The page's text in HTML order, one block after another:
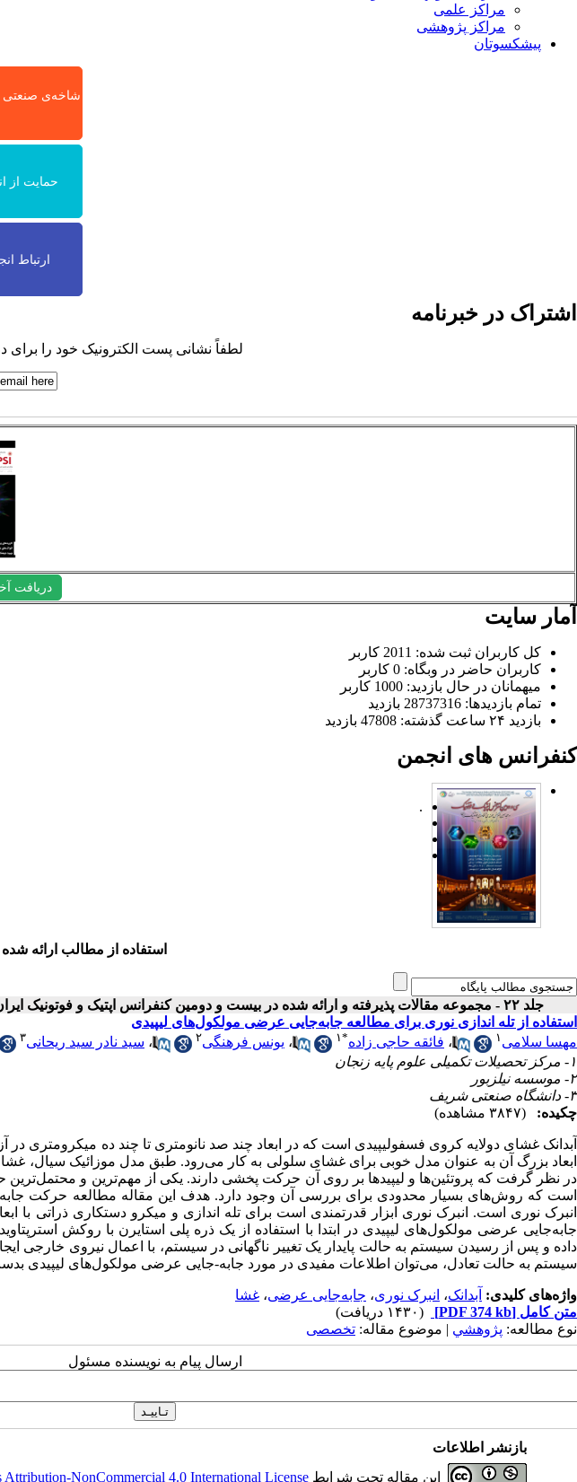
مراکز علمی
مراکز پژوهشی
پیشکسوتان
شاخه‌ی صنعتی
حمایت از
ارتباط
اشتراک در خبرنامه
لطفاً نشانی پست الکترونیک خود را برای
دریافت
آمار سایت
کل کاربران ثبت شده: 2011 کاربر
کاربران حاضر در وبگاه: 0 کاربر
میهمانان در حال بازدید: 1000 کاربر
تمام بازدید‌ها: 28737316 بازدید
بازدید ۲۴ ساعت گذشته: 47808 بازدید
کنفرانس های انجمن
.
استفاده از مطالب ارائه شده
جلد ۲۲ - مجموعه مقالات پذیرفته و ارائه شده در بیست و دومین کنفرانس اپتیک و فوتونیک ایران
استفاده از تله اندازی نوری برای مطالعه جابه‌جایی عرضی مولکول‌های لیپیدی
مهسا سلامی ۱ ، فائقه حاجی زاده*۱ ، یونس فرهنگی۲ ، سید نادر سید ریحانی۳
۱- مرکز تحصیلات تکمیلی علوم پایه زنجان
۲- موسسه نیلزبور
۳- دانشگاه صنعتی شریف
چکیده:
(۳۸۴۷ مشاهده)
آبدانک غشای دولایه کروی فسفولیپیدی است که در ابعاد چند صد نانومتری تا چند ده
ابعاد بزرگ آن به عنوان مدل خوبی برای غشای سلولی به کار می‌رود. طبق مدل موزائیک سیال،
در نظر گرفت که پروتئین‌ها و لیپیدها بر روی آن حرکت پخشی دارند. یکی از مهم‌ترین و
است که روش‌های بسیار محدودی برای بررسی آن وجود دارد. هدف این مقاله مطالعه حرکت
انبرک نوری است. انبرک ‌نوری ابزار قدرتمندی است برای تله‌ اندازی و میکرو دستکاری ذراتی با
جابه‌جایی عرضی مولکول‌های لیپیدی در ابتدا با استفاده از یک ذره پلی استایرن با روکش
داده و پس از رسیدن سیستم به حالت پایدار یک تغییر ناگهانی در سیستم، با اعمال نیروی خارجی
سیستم به حالت تعادل، می‌توان اطلاعات مفیدی در مورد جابه-جایی عرضی مولکول‌های لیپیدی
واژه‌های کلیدی: آبدانک، انبرک‌ نوری، جابه‌جایی عرضی، غشا
متن کامل [PDF 374 kb]
(۱۴۳۰ دریافت)
نوع مطالعه: پژوهشي | موضوع مقاله: تخصصی
ارسال پیام به نویسنده مسئول
بازنشر اطلاعات
این مقاله تحت شرایط Attribution-NonCommercial 4.0 International License